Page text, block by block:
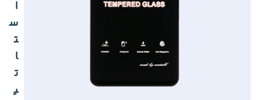
ا
س
ت
ا
ت
ی